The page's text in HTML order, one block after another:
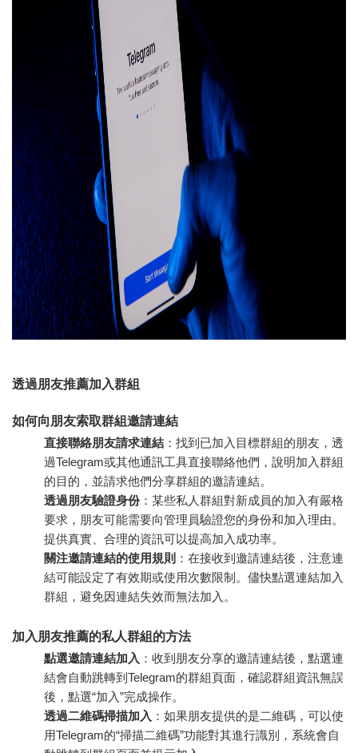
透過朋友推薦加入群組
如何向朋友索取群組邀請連結
直接聯絡朋友請求連結 ：找到已加入目標群組的朋友，透
過Telegram或其他通訊工具直接聯絡他們，說明加入群組
的目的，並請求他們分享群組的邀請連結。
透過朋友驗證身份：某些私人群組對新成員的加入有嚴格
要求，朋友可能需要向管理員驗證您的身份和加入理由。
提供真實、合理的資訊可以提高加入成功率。
關注邀請連結的使用規則 ：在接收到邀請連結後，注意連
結可能設定了有效期或使用次數限制。儘快點選連結加入
群組，避免因連結失效而無法加入。
加入朋友推薦的私人群組的方法
點選邀請連結加入 ：收到朋友分享的邀請連結後，點選連
結會自動跳轉到Telegram的群組頁面，確認群組資訊無誤
後，點選“加入”完成操作。
透過二維碼掃描加入 ：如果朋友提供的是二維碼，可以使
用Telegram的“掃描二維碼”功能對其進行識別，系統會自